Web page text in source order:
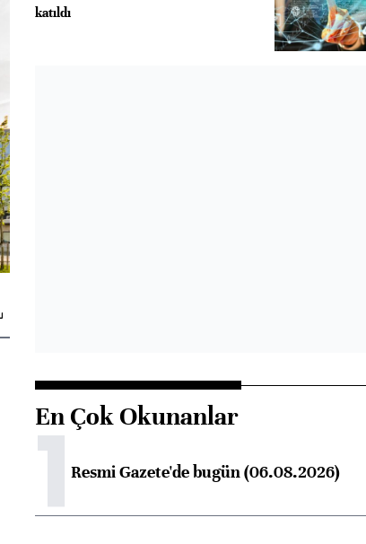
katıldı
En Çok Okunanlar
1Resmi Gazete'de bugün (06.08.2026)